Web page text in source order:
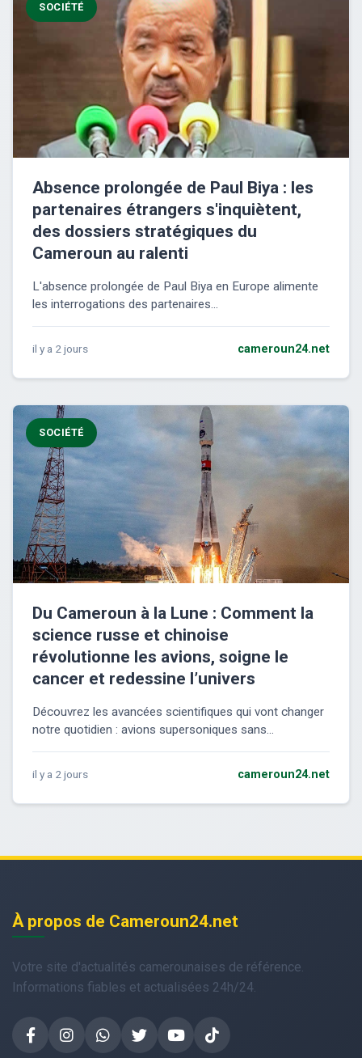
SOCIÉTÉ
Absence prolongée de Paul Biya : les
partenaires étrangers s'inquiètent,
des dossiers stratégiques du
Cameroun au ralenti
L'absence prolongée de Paul Biya en Europe alimente
les interrogations des partenaires...
il y a 2 jours cameroun24.net
SOCIÉTÉ
Du Cameroun à la Lune : Comment la
science russe et chinoise
révolutionne les avions, soigne le
cancer et redessine l’univers
Découvrez les avancées scientifiques qui vont changer
notre quotidien : avions supersoniques sans...
il y a 2 jours cameroun24.net
À propos de Cameroun24.net
Votre site d'actualités camerounaises de référence.
Informations fiables et actualisées 24h/24.